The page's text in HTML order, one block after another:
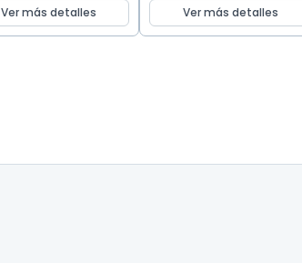
Ver más detalles Ver más detalles